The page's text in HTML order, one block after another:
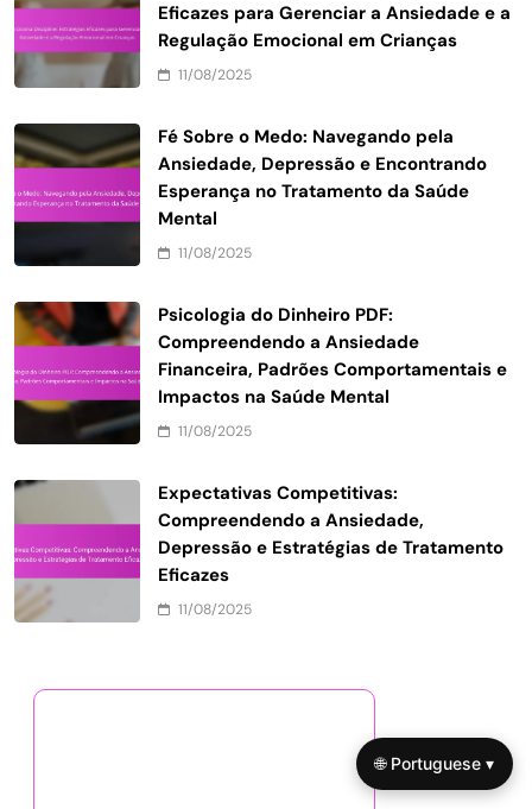
Eficazes para Gerenciar a Ansiedade e a
Regulação Emocional em Crianças
11/08/2025
Fé Sobre o Medo: Navegando pela
Ansiedade, Depressão e Encontrando
Esperança no Tratamento da Saúde
Mental
11/08/2025
Psicologia do Dinheiro PDF:
Compreendendo a Ansiedade
Financeira, Padrões Comportamentais e
Impactos na Saúde Mental
11/08/2025
Expectativas Competitivas:
Compreendendo a Ansiedade,
Depressão e Estratégias de Tratamento
Eficazes
11/08/2025
🌐 Portuguese ▾